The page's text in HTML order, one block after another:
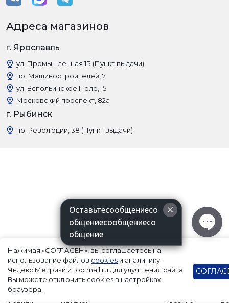
Адреса магазинов
г. Ярославль
ул. Промышленная 1Б (Пункт выдачи)
пр. Машиностроителей, 7
ул. Вспольинское Поле, 15
Московский проспект, 82а
г. Рыбинск
пр. Революции, 38 (Пункт выдачи)
Главная Каталог Корзина
Нажимая «СОГЛАСЕН», вы соглашаетесь на
использование файлов cookies и аналитику
Яндекс.Метрики и top.mail.ru для улучшения сайта.
Вы можете отключить cookies в настройках
браузера.
Оставьтесообщениесо
общениесообщениесо
общение